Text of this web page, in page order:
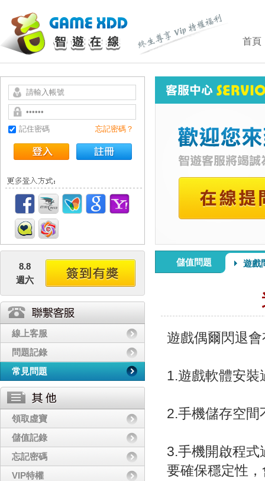
首頁
記住密碼 忘記密碼？
8.8
週六
線上客服
問題記錄
常見問題
領取虛寶
儲值記錄
忘記密碼
VIP特權
儲值問題 遊戲
遊戲偶爾閃退
1.遊戲軟體安裝
2.手機儲存空
3.手機開啟程
要確保穩定性